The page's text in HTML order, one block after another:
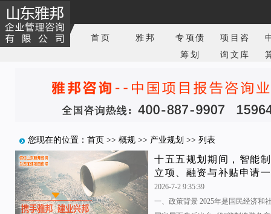
首页 雅邦
专项债
筹划
项目咨
询文库
您现在的位置： 首页 >> 概规 >> 产业规划 >> 列表
十五五规划期间，智能
立项、融资与补贴申请
2026-7-2 9:35:39
一、政策背景 2025年是国民经济和